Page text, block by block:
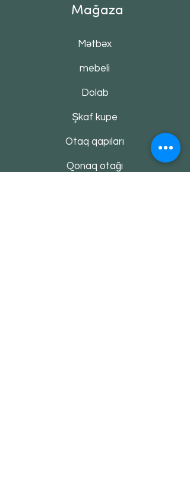
Mağaza
Mətbəx
mebeli
Dolab
Şkaf kupe
Otaq qapıları
Qonaq otağı